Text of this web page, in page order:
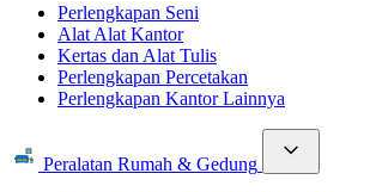
Perlengkapan Seni
Alat Alat Kantor
Kertas dan Alat Tulis
Perlengkapan Percetakan
Perlengkapan Kantor Lainnya
Peralatan Rumah & Gedung